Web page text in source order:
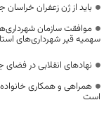
باید از ژن‌ زعفران
سهمیه قیر شهرداری‌های
نهادهای انقلابی در فضای
همراهی و همکاری
است